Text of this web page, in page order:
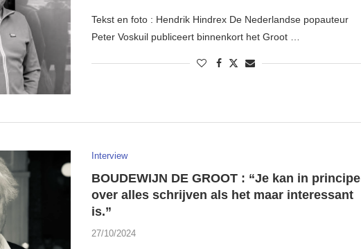
Tekst en foto : Hendrik Hindrex De Nederlandse popauteur
Peter Voskuil publiceert binnenkort het Groot …
Interview
BOUDEWIJN DE GROOT : “Je kan in principe
over alles schrijven als het maar interessant
is.”
27/10/2024